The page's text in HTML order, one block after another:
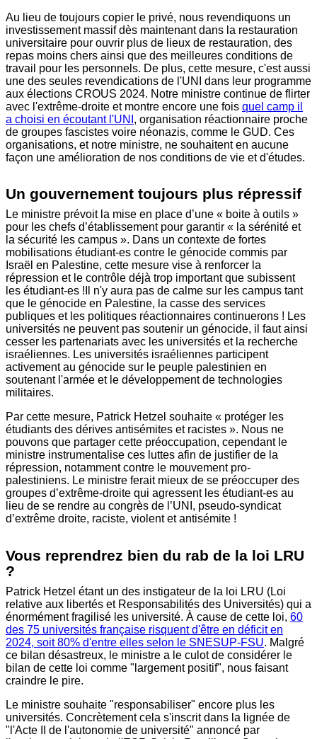
Au lieu de toujours copier le privé, nous revendiquons un
investissement massif dès maintenant dans la restauration
universitaire pour ouvrir plus de lieux de restauration, des
repas moins chers ainsi que des meilleures conditions de
travail pour les personnels. De plus, cette mesure, c'est aussi
une des seules revendications de l'UNI dans leur programme
aux élections CROUS 2024. Notre ministre continue de flirter
avec l'extrême-droite et montre encore une fois quel camp il
a choisi en écoutant l'UNI , organisation réactionnaire proche
de groupes fascistes voire néonazis, comme le GUD. Ces
organisations, et notre ministre, ne souhaitent en aucune
façon une amélioration de nos conditions de vie et d'études.
Un gouvernement toujours plus répressif
Le ministre prévoit la mise en place d’une « boite à outils »
pour les chefs d’établissement pour garantir « la sérénité et
la sécurité les campus ». Dans un contexte de fortes
mobilisations étudiant-es contre le génocide commis par
Israël en Palestine, cette mesure vise à renforcer la
répression et le contrôle déjà trop important que subissent
les étudiant-es !Il n'y aura pas de calme sur les campus tant
que le génocide en Palestine, la casse des services
publiques et les politiques réactionnaires continuerons ! Les
universités ne peuvent pas soutenir un génocide, il faut ainsi
cesser les partenariats avec les universités et la recherche
israéliennes. Les universités israéliennes participent
activement au génocide sur le peuple palestinien en
soutenant l'armée et le développement de technologies
militaires.
Par cette mesure, Patrick Hetzel souhaite « protéger les
étudiants des dérives antisémites et racistes ». Nous ne
pouvons que partager cette préoccupation, cependant le
ministre instrumentalise ces luttes afin de justifier de la
répression, notamment contre le mouvement pro-
palestiniens. Le ministre ferait mieux de se préoccuper des
groupes d’extrême-droite qui agressent les étudiant-es au
lieu de se rendre au congrès de l’UNI, pseudo-syndicat
d’extrême droite, raciste, violent et antisémite !
Vous reprendrez bien du rab de la loi LRU
?
Patrick Hetzel étant un des instigateur de la loi LRU (Loi
relative aux libertés et Responsabilités des Universités) qui a
énormément fragilisé les université. À cause de cette loi, 60
des 75 universités française risquent d'être en déficit en
2024, soit 80% d'entre elles selon le SNESUP-FSU. Malgré
ce bilan désastreux, le ministre a le culot de considérer le
bilan de cette loi comme "largement positif", nous faisant
craindre le pire.
Le ministre souhaite "responsabiliser" encore plus les
universités. Concrètement cela s'inscrit dans la lignée de
"l'Acte II de l'autonomie de université" annoncé par